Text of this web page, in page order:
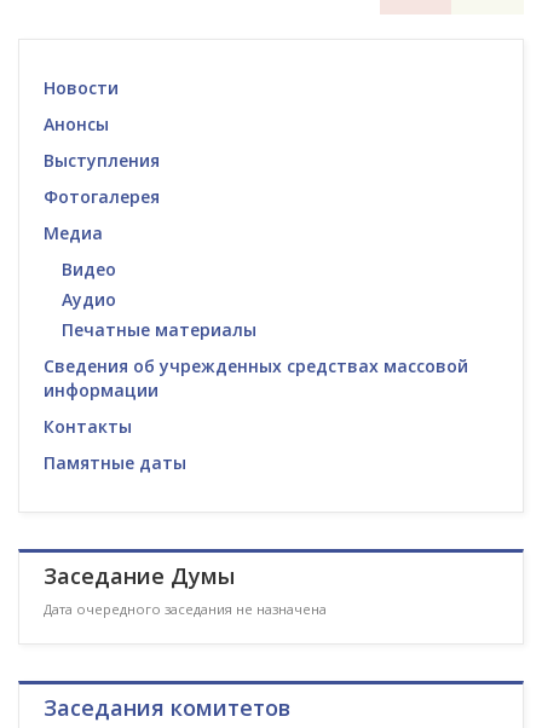
Новости
Анонсы
Выступления
Фотогалерея
Медиа
Видео
Аудио
Печатные материалы
Сведения об учрежденных средствах массовой
информации
Контакты
Памятные даты
Заседание Думы
Дата очередного заседания не назначена
Заседания комитетов